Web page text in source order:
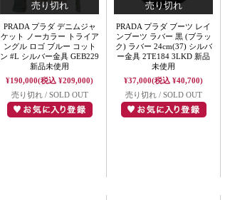
PRADA プラダ デニムジャ
ケット ノーカラー トライア
ングル ロゴ ブルー コット
ン #L シルバー金具 GEB229
新品未使用
¥190,000(税込 ¥209,000)
売り切れ / SOLD OUT
PRADA プラダ ブーツ レイ
ンブーツ ラバー 黒 (ブラッ
ク) ラバー 24cm(37) シルバ
ー金具 2TE184 3LKD 新品
未使用
¥37,000(税込 ¥40,700)
売り切れ / SOLD OUT